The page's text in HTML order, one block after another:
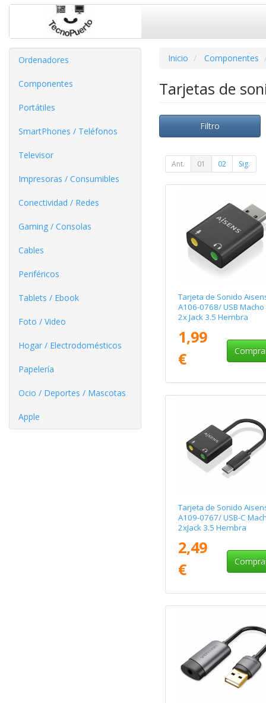
Ordenadores
Componentes
Portátiles
SmartPhones / Teléfonos
Televisor
Impresoras / Consumibles
Conectividad / Redes
Gaming / Consolas
Cables
Periféricos
Tablets / Ebook
Foto / Video
Hogar / Electrodomésticos
Papelería
Ocio / Deportes / Mascotas
Apple
Inicio Componentes
Tarjetas de
Filtro
Ant. 01 02 Sig.
Tarjeta de Sonido
A106-0768/ USB Macho
2x Jack 3.5 Hembra
1,99
€
Tarjeta de Sonido
A109-0767/ USB-C
2xJack 3.5 Hembra
2,49
€